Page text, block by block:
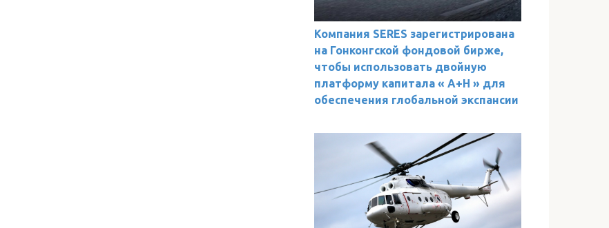
Компания SERES зарегистрирована
на Гонконгской фондовой бирже,
чтобы использовать двойную
платформу капитала « A+H » для
обеспечения глобальной экспансии